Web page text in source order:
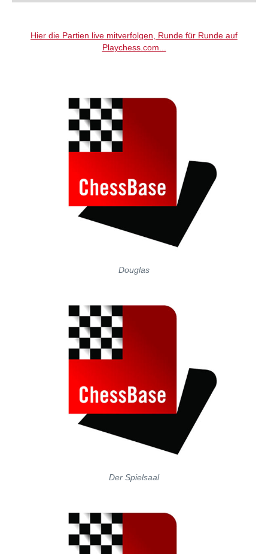
individueller als je zuvor.
Hier die Partien live mitverfolgen, Runde für Runde auf
Playchess.com...
Douglas
Der Spielsaal